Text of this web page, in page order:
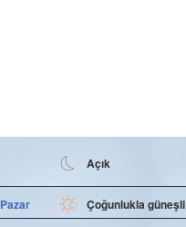
Açık
Çoğunlukla güneşli